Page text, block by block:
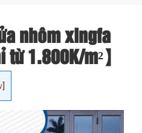
nhôm xingfa
1.800K/m²】